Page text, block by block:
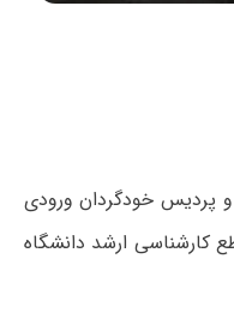
پردیس‌ خودگردان ورودی
۱۳۹۹-۱۴۰۰ در مقطع کارشناسی ارشد دانشگاه